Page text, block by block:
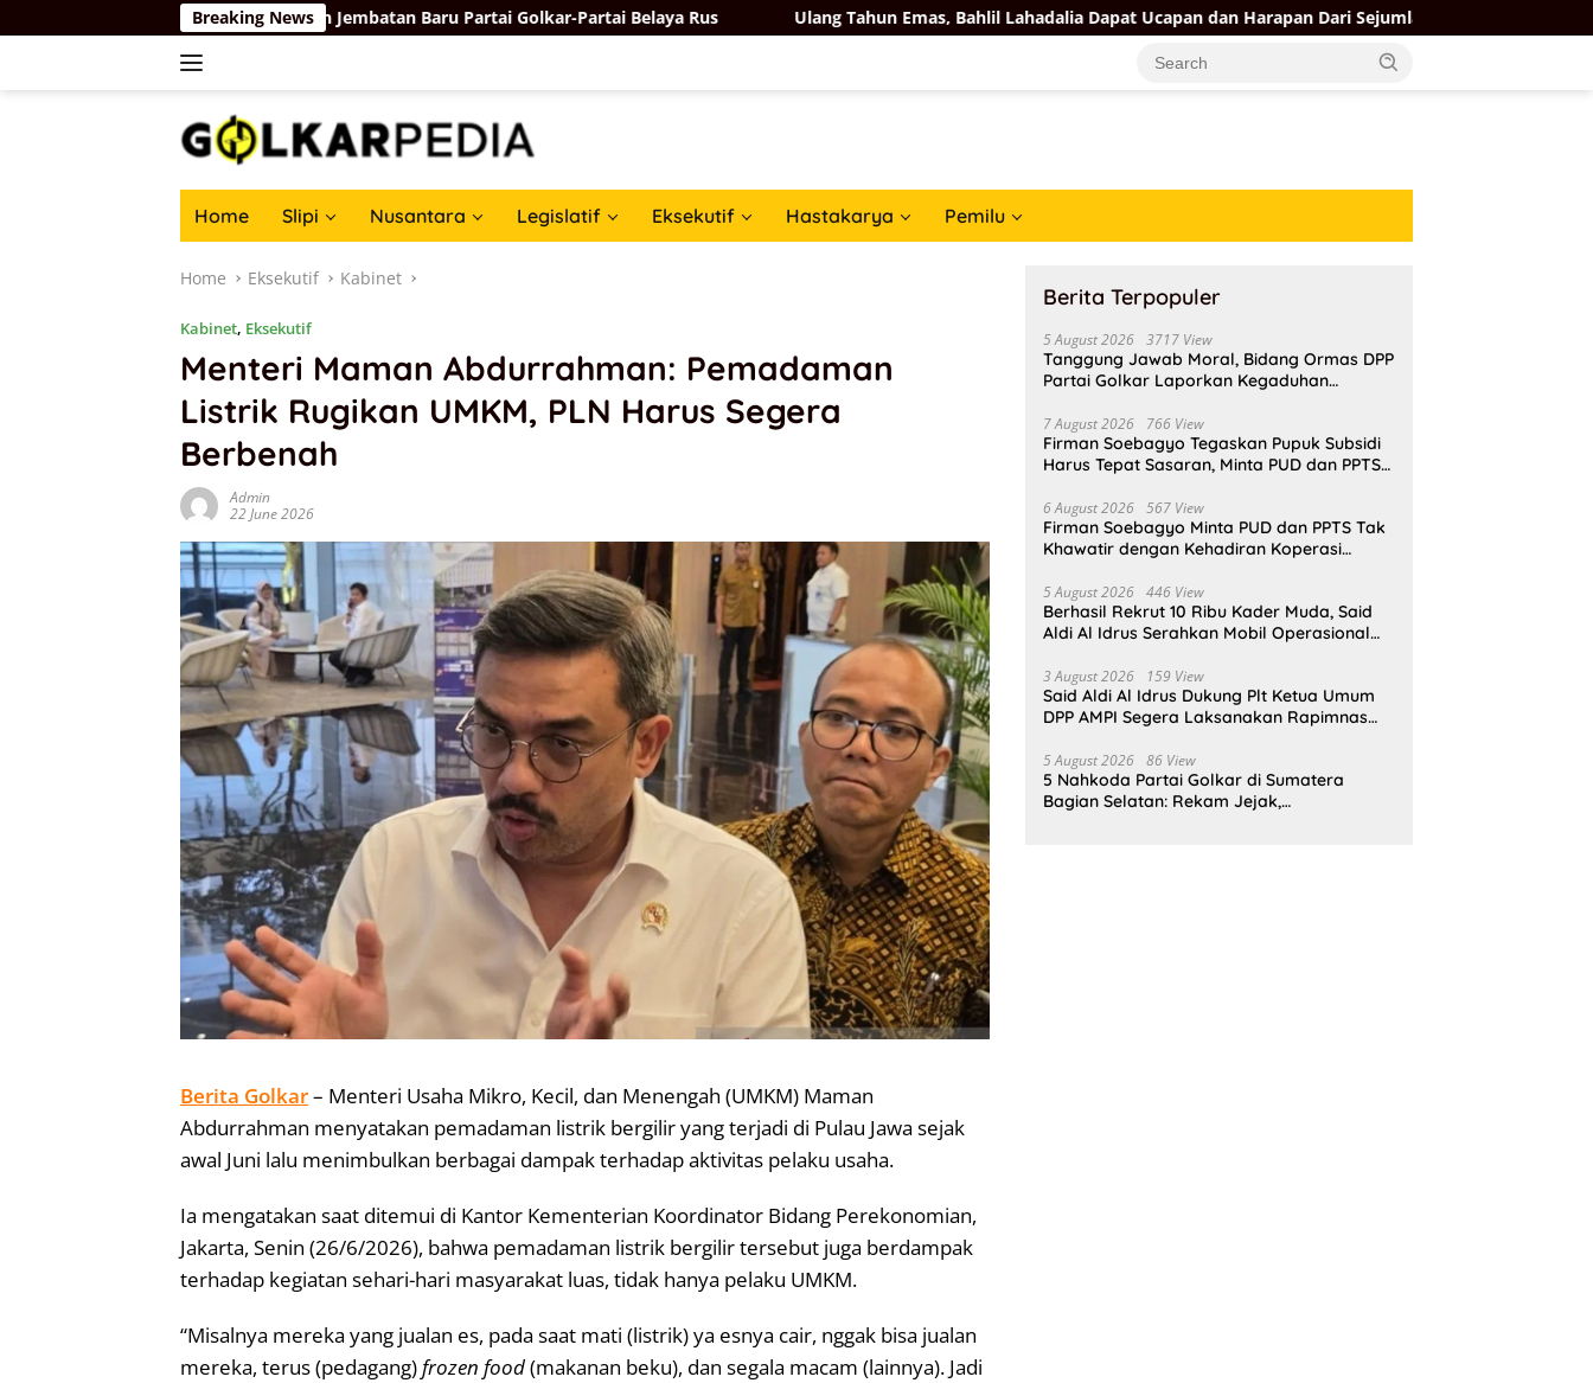
to
Breaking News
Membangun Jembatan Baru Partai Golkar-Partai Belaya Rus Ulang Tahun Emas, Bahlil Lahadalia Dapat Ucapan dan Harapan Dari Sejumlah Pengurus DPP Partai Golkar
Home Slipi Nusantara Legislatif Eksekutif Hastakarya Pemilu
Home Eksekutif Kabinet
Kabinet, Eksekutif
Menteri Maman Abdurrahman: Pemadaman
Listrik Rugikan UMKM, PLN Harus Segera
Berbenah
Admin
22 June 2026
Berita Golkar– Menteri Usaha Mikro, Kecil, dan Menengah (UMKM) Maman
Abdurrahman menyatakan pemadaman listrik bergilir yang terjadi di Pulau Jawa sejak
awal Juni lalu menimbulkan berbagai dampak terhadap aktivitas pelaku usaha.
Ia mengatakan saat ditemui di Kantor Kementerian Koordinator Bidang Perekonomian,
Jakarta, Senin (26/6/2026), bahwa pemadaman listrik bergilir tersebut juga berdampak
terhadap kegiatan sehari-hari masyarakat luas, tidak hanya pelaku UMKM.
“Misalnya mereka yang jualan es, pada saat mati (listrik) ya esnya cair, nggak bisa jualan
mereka, terus (pedagang)frozen food(makanan beku), dan segala macam (lainnya). Jadi
Berita Terpopuler
5 August 2026 3717 View
Tanggung Jawab Moral, Bidang Ormas DPP
Partai Golkar Laporkan Kegaduhan
7 August 2026 766 View
Firman Soebagyo Tegaskan Pupuk Subsidi
Harus Tepat Sasaran, Minta PUD dan PPTS
6 August 2026 567 View
Firman Soebagyo Minta PUD dan PPTS Tak
Khawatir dengan Kehadiran Koperasi
5 August 2026 446 View
Berhasil Rekrut 10 Ribu Kader Muda, Said
Aldi Al Idrus Serahkan Mobil Operasional
3 August 2026 159 View
Said Aldi Al Idrus Dukung Plt Ketua Umum
DPP AMPI Segera Laksanakan Rapimnas
5 August 2026 86 View
5 Nahkoda Partai Golkar di Sumatera
Bagian Selatan: Rekam Jejak,